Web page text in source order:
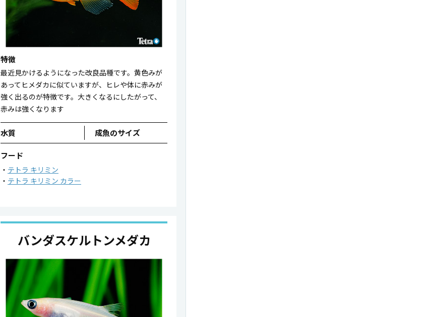
特徴
最近見かけるようになった改良品種です。黄色みが
あってヒメダカに似ていますが、ヒレや体に赤みが
強く出るのが特徴です。大きくなるにしたがって、
赤みは強くなります
水質 成魚のサイズ
フード
テトラ キリミン
テトラ キリミン カラー
バンダスケルトンメダカ